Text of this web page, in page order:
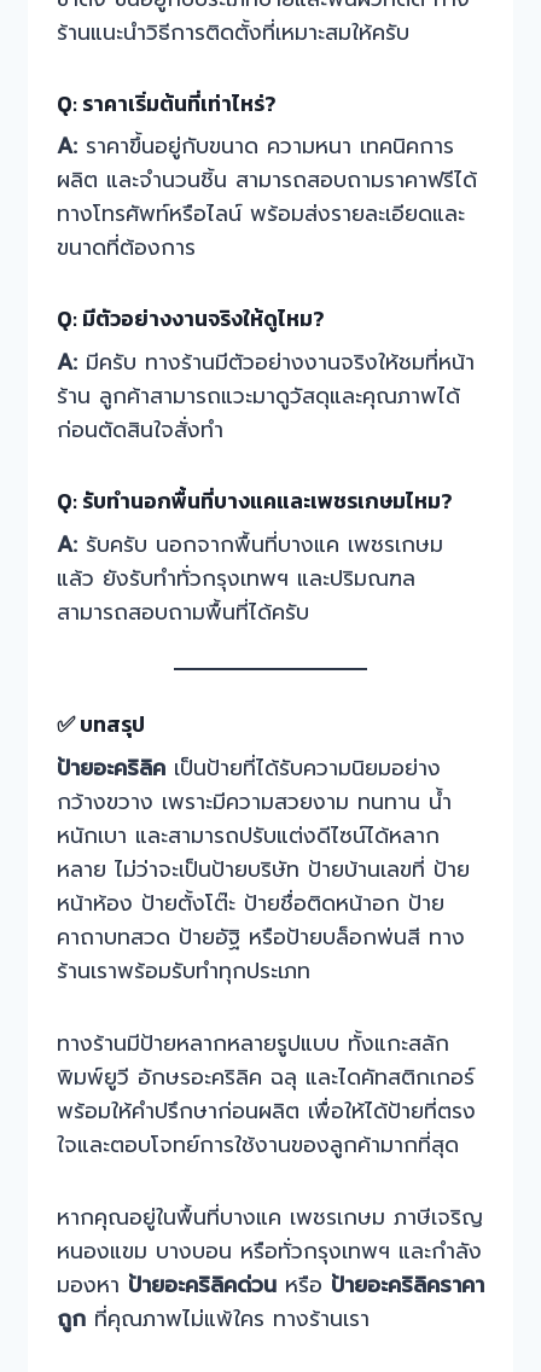
ร้านแนะนำวิธีการติดตั้งที่เหมาะสมให้ครับ
Q: ราคาเริ่มต้นที่เท่าไหร่?
A:ราคาขึ้นอยู่กับขนาด ความหนา เทคนิคการ
ผลิต และจำนวนชิ้น สามารถสอบถามราคาฟรีได้
ทางโทรศัพท์หรือไลน์ พร้อมส่งรายละเอียดและ
ขนาดที่ต้องการ
Q: มีตัวอย่างงานจริงให้ดูไหม?
A:มีครับ ทางร้านมีตัวอย่างงานจริงให้ชมที่หน้า
ร้าน ลูกค้าสามารถแวะมาดูวัสดุและคุณภาพได้
ก่อนตัดสินใจสั่งทำ
Q: รับทำนอกพื้นที่บางแคและเพชรเกษมไหม?
A:รับครับ นอกจากพื้นที่บางแค เพชรเกษม
แล้ว ยังรับทำทั่วกรุงเทพฯ และปริมณฑล
สามารถสอบถามพื้นที่ได้ครับ
✅ บทสรุป
ป้ายอะคริลิคเป็นป้ายที่ได้รับความนิยมอย่าง
กว้างขวาง เพราะมีความสวยงาม ทนทาน น้ำ
หนักเบา และสามารถปรับแต่งดีไซน์ได้หลาก
หลาย ไม่ว่าจะเป็นป้ายบริษัท ป้ายบ้านเลขที่ ป้าย
หน้าห้อง ป้ายตั้งโต๊ะ ป้ายชื่อติดหน้าอก ป้าย
คาถาบทสวด ป้ายอัฐิ หรือป้ายบล็อกพ่นสี ทาง
ร้านเราพร้อมรับทำทุกประเภท
ทางร้านมีป้ายหลากหลายรูปแบบ ทั้งแกะสลัก
พิมพ์ยูวี อักษรอะคริลิค ฉลุ และไดคัทสติกเกอร์
พร้อมให้คำปรึกษาก่อนผลิต เพื่อให้ได้ป้ายที่ตรง
ใจและตอบโจทย์การใช้งานของลูกค้ามากที่สุด
หากคุณอยู่ในพื้นที่บางแค เพชรเกษม ภาษีเจริญ
หนองแขม บางบอน หรือทั่วกรุงเทพฯ และกำลัง
มองหา ป้ายอะคริลิคด่วนหรือ ป้ายอะคริลิคราคา
ถูกที่คุณภาพไม่แพ้ใคร ทางร้านเรา